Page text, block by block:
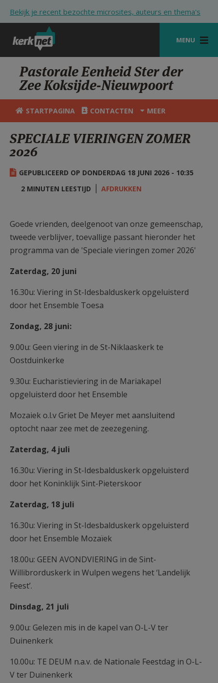
Bekijk je recent bezochte microsites, auteurs en thema's
MENU
STARTPAGINA
KERK
VIERINGEN
HULP
STARTPAGINA PORTAAL
AANMELDEN OF REGISTREREN
Pastorale Eenheid Ster der
Zee Koksijde-Nieuwpoort
STARTPAGINA CONTACTEN MEER
SPECIALE VIERINGEN ZOMER
2026
GEPUBLICEERD OP DONDERDAG 18 JUNI 2026 - 10:35
2 MINUTEN LEESTIJD
AFDRUKKEN
Goede vrienden, deelgenoot van onze gemeenschap,
tweede verblijver, toevallige passant hieronder het
programma van de 'Speciale vieringen zomer 2026'
Zaterdag, 20 juni
16.30u: Viering in St-Idesbalduskerk opgeluisterd
door het Ensemble Toesa
Zondag, 28 juni:
9.00u: Geen viering in de St-Niklaaskerk te
Oostduinkerke
9.30u: Eucharistieviering in de Mariakapel
opgeluisterd door het Ensemble
Mozaiek o.l.v Griet De Meyer met aansluitend
optocht naar zee met de zeezegening.
Zaterdag, 4 juli
16.30u: Viering in St-Idesbalduskerk opgeluisterd
door het Koninklijk Sint-Pieterskoor
Zaterdag, 18 juli
16.30u: Viering in St-Idesbalduskerk opgeluisterd
door het Ensemble Mozaïek
18.00u: GEEN AVONDVIERING in de Sint-
Willibrorduskerk in Wulpen wegens het ‘Landelijk
Feest’.
Dinsdag, 21 juli
9.00u: Gelezen mis in de kapel van O-L-V ter
Duinenkerk
10.00u: TE DEUM n.a.v. de Nationale Feestdag in O-L-
V ter Duinenkerk